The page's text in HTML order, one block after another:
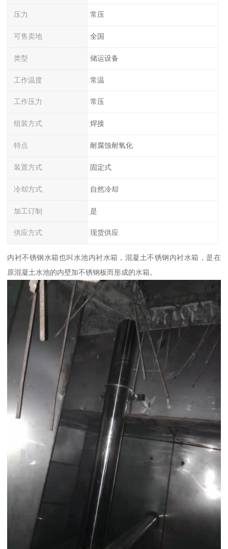
压力 常压
可售卖地 全国
类型 储运设备
工作温度 常温
工作压力 常压
组装方式 焊接
特点 耐腐蚀耐氧化
装置方式 固定式
冷却方式 自然冷却
加工订制 是
供应方式 现货供应
内衬不锈钢水箱也叫水池内衬水箱，混凝土不锈钢内衬水箱，是在
原混凝土水池的内壁加不锈钢板而形成的水箱。